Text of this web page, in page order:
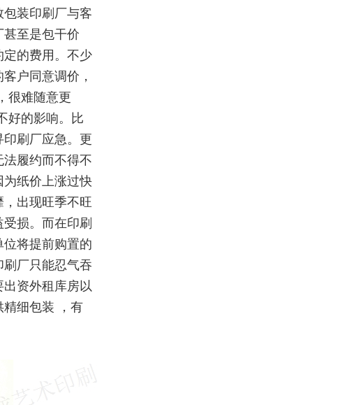
装印刷厂与客
甚至是包干价
的费用。不少
户同意调价，
很难随意更
好的影响。比
刷厂应急。更
履约而不得不
纸价上涨过快
出现旺季不旺
损。而在印刷
将提前购置的
厂只能忍气吞
资外租库房以
细包装 ，有